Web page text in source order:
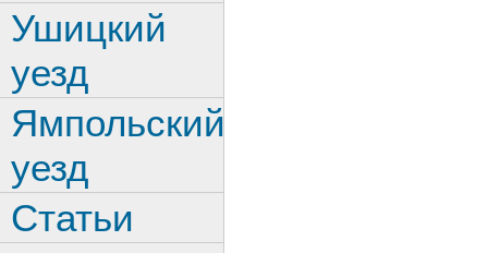
Ушицкий
уезд
Ямпольский
уезд
Статьи